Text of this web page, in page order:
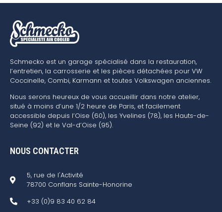
Schmecko est un garage spécialisé dans la restauration,
l’entretien, la carrosserie et les pièces détachées pour VW
Coccinelle, Combi, Karmann et toutes Volkswagen anciennes.
Nous serons heureux de vous accueillir dans notre atelier,
situé à moins d’une 1/2 heure de Paris, et facilement
accessible depuis l’Oise (60), les Yvelines (78), les Hauts-de-
Seine (92) et le Val-d’Oise (95).
NOUS CONTACTER
5, rue de l'Activité
78700 Conflans Sainte-Honorine
+33 (0)9 83 40 62 84